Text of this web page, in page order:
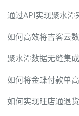
通过API实现聚水潭
如何高效将吉客云
聚水潭数据无缝集
如何将金蝶付款单
如何实现旺店通退